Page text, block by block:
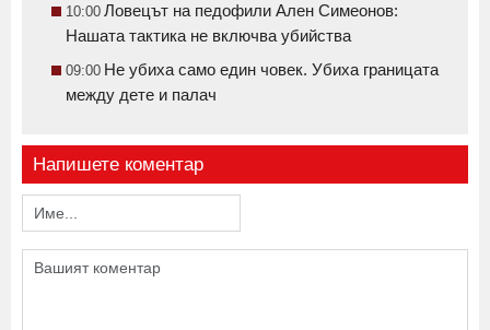
10:00 Ловецът на педофили Ален Симеонов:
Нашата тактика не включва убийства
09:00 Не убиха само един човек. Убиха границата
между дете и палач
Напишете коментар